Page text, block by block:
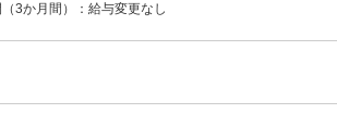
3か月間）：給与変更なし